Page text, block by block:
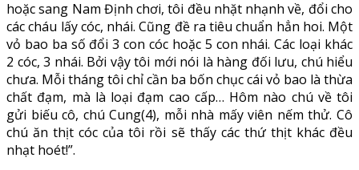
hoặc sang Nam Định chơi, tôi đều nhặt nhạnh về, đổi cho
các cháu lấy cóc, nhái. Cũng đề ra tiêu chuẩn hẳn hoi. Một
vỏ bao ba số đổi 3 con cóc hoặc 5 con nhái. Các loại khác
2 cóc, 3 nhái. Bởi vậy tôi mới nói là hàng đối lưu, chú hiểu
chưa. Mỗi tháng tôi chỉ cần ba bốn chục cái vỏ bao là thừa
chất đạm, mà là loại đạm cao cấp… Hôm nào chú về tôi
gửi biếu cô, chú Cung(4), mỗi nhà mấy viên nếm thử. Cô
chú ăn thịt cóc của tôi rồi sẽ thấy các thứ thịt khác đều
nhạt hoét!”.